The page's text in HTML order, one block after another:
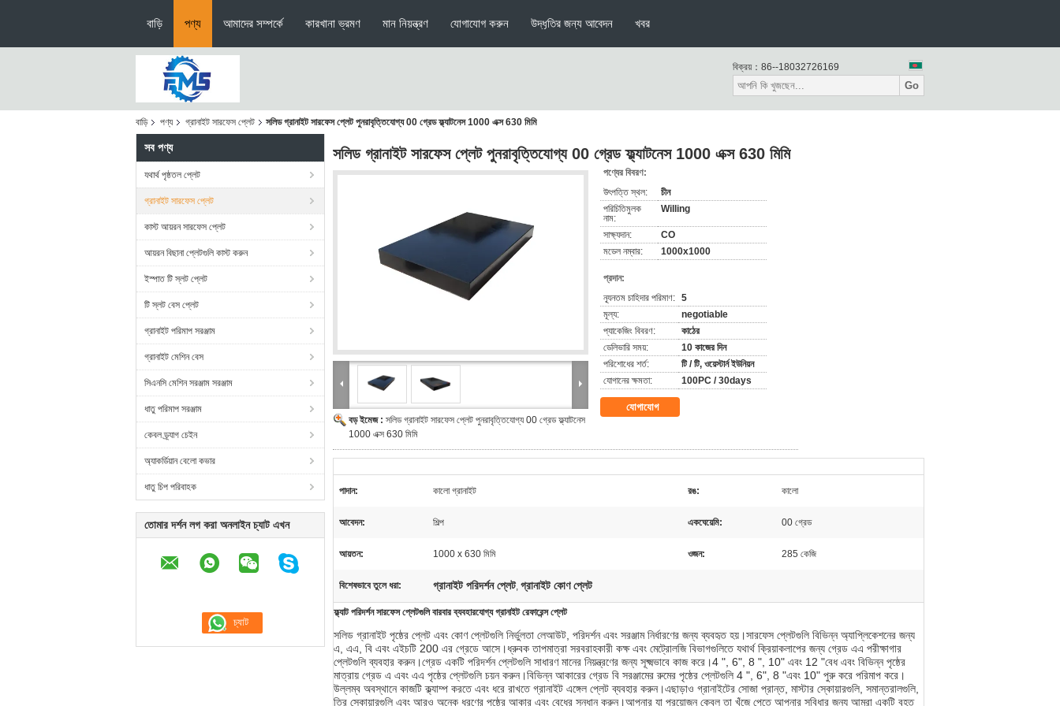
বাড়ি পণ্য আমাদের সম্পর্কে কারখানা ভ্রমণ মান নিয়ন্ত্রণ যোগাযোগ করুন উদ্ধৃতির জন্য আবেদন খবর
বিক্রয়： 86--18032726169
Go
বাড়ি পণ্য গ্রানাইট সারফেস প্লেট সলিড গ্রানাইট সারফেস প্লেট পুনরাবৃত্তিযোগ্য 00 গ্রেড ফ্ল্যাটনেস 1000 এক্স 630 মিমি
সব পণ্য
যথার্থ পৃষ্ঠতল প্লেট
গ্রানাইট সারফেস প্লেট
কাস্ট আয়রন সারফেস প্লেট
আয়রন বিছানা প্লেটগুলি কাস্ট করুন
ইস্পাত টি স্লট প্লেট
টি স্লট বেস প্লেট
গ্রানাইট পরিমাপ সরঞ্জাম
গ্রানাইট মেশিন বেস
সিএনসি মেশিন সরঞ্জাম সরঞ্জাম
ধাতু পরিমাপ সরঞ্জাম
কেবল ড্র্যাগ চেইন
অ্যাকর্ডিয়ান বেলো কভার
ধাতু চিপ পরিবাহক
তোমার দর্শন লগ করা অনলাইন চ্যাট এখন
সলিড গ্রানাইট সারফেস প্লেট পুনরাবৃত্তিযোগ্য 00 গ্রেড ফ্ল্যাটনেস 1000 এক্স 630 মিমি
বড় ইমেজ : সলিড গ্রানাইট সারফেস প্লেট পুনরাবৃত্তিযোগ্য 00 গ্রেড ফ্ল্যাটনেস
1000 এক্স 630 মিমি
পণ্যের বিবরণ:
উৎপত্তি স্থল:
চীন
পরিচিতিমুলক
নাম:
Willing
সাক্ষ্যদান:
CO
মডেল নম্বার:
1000x1000
প্রদান:
ন্যূনতম চাহিদার পরিমাণ: 5
মূল্য:
negotiable
প্যাকেজিং বিবরণ:
কাঠের
ডেলিভারি সময়:
10 কাজের দিন
পরিশোধের শর্ত:
টি / টি, ওয়েস্টার্ন ইউনিয়ন
যোগানের ক্ষমতা:
100PC / 30days
যোগাযোগ
পাদান: কালো গ্রানাইট রঙ: কালো
আবেদন: শিল্প একঘেয়েমি: 00 গ্রেড
আয়তন: 1000 x 630 মিমি ওজন: 285 কেজি
বিশেষভাবে তুলে ধরা: গ্রানাইট পরিদর্শন প্লেট, গ্রানাইট কোণ প্লেট
ফ্ল্যাট পরিদর্শন সারফেস প্লেটগুলি বারবার ব্যবহারযোগ্য গ্রানাইট রেফারেন্স প্লেট
সলিড গ্রানাইট পৃষ্ঠের প্লেট এবং কোণ প্লেটগুলি নির্ভুলতা লেআউট, পরিদর্শন এবং সরঞ্জাম নির্ধারণের জন্য ব্যবহৃত হয়।সারফেস প্লেটগুলি বিভিন্ন অ্যাপ্লিকেশনের জন্য
এ, এএ, বি এবং এইচটি 200 এর গ্রেডে আসে।ধ্রুবক তাপমাত্রা সরবরাহকারী কক্ষ এবং মেট্রোলজি বিভাগগুলিতে যথার্থ ক্রিয়াকলাপের জন্য গ্রেড এএ পরীক্ষাগার
প্লেটগুলি ব্যবহার করুন।গ্রেড একটি পরিদর্শন প্লেটগুলি সাধারণ মানের নিয়ন্ত্রণের জন্য সূক্ষ্মভাবে কাজ করে।4 ", 6", 8 ", 10" এবং 12 "বেধ এবং বিভিন্ন পৃষ্ঠের
মাত্রায় গ্রেড এ এবং এএ পৃষ্ঠের প্লেটগুলি চয়ন করুন।বিভিন্ন আকারের গ্রেড বি সরঞ্জামের রুমের পৃষ্ঠের প্লেটগুলি 4 ", 6", 8 "এবং 10" পুরু করে পরিমাপ করে।
উল্লম্ব অবস্থানে কাজটি ক্ল্যাম্প করতে এবং ধরে রাখতে গ্রানাইট এঙ্গেল প্লেট ব্যবহার করুন।এছাড়াও গ্রানাইটের সোজা প্রান্ত, মাস্টার স্কোয়ারগুলি, সমান্তরালগুলি,
ত্রি স্কোয়ারগুলি এবং আরও অনেক ধরণের পৃষ্ঠের আকার এবং বেধের সন্ধান করুন।আপনার যা প্রয়োজন কেবল তা খুঁজে পেতে আপনার সুবিধার জন্য আমরা একটি বৃহত